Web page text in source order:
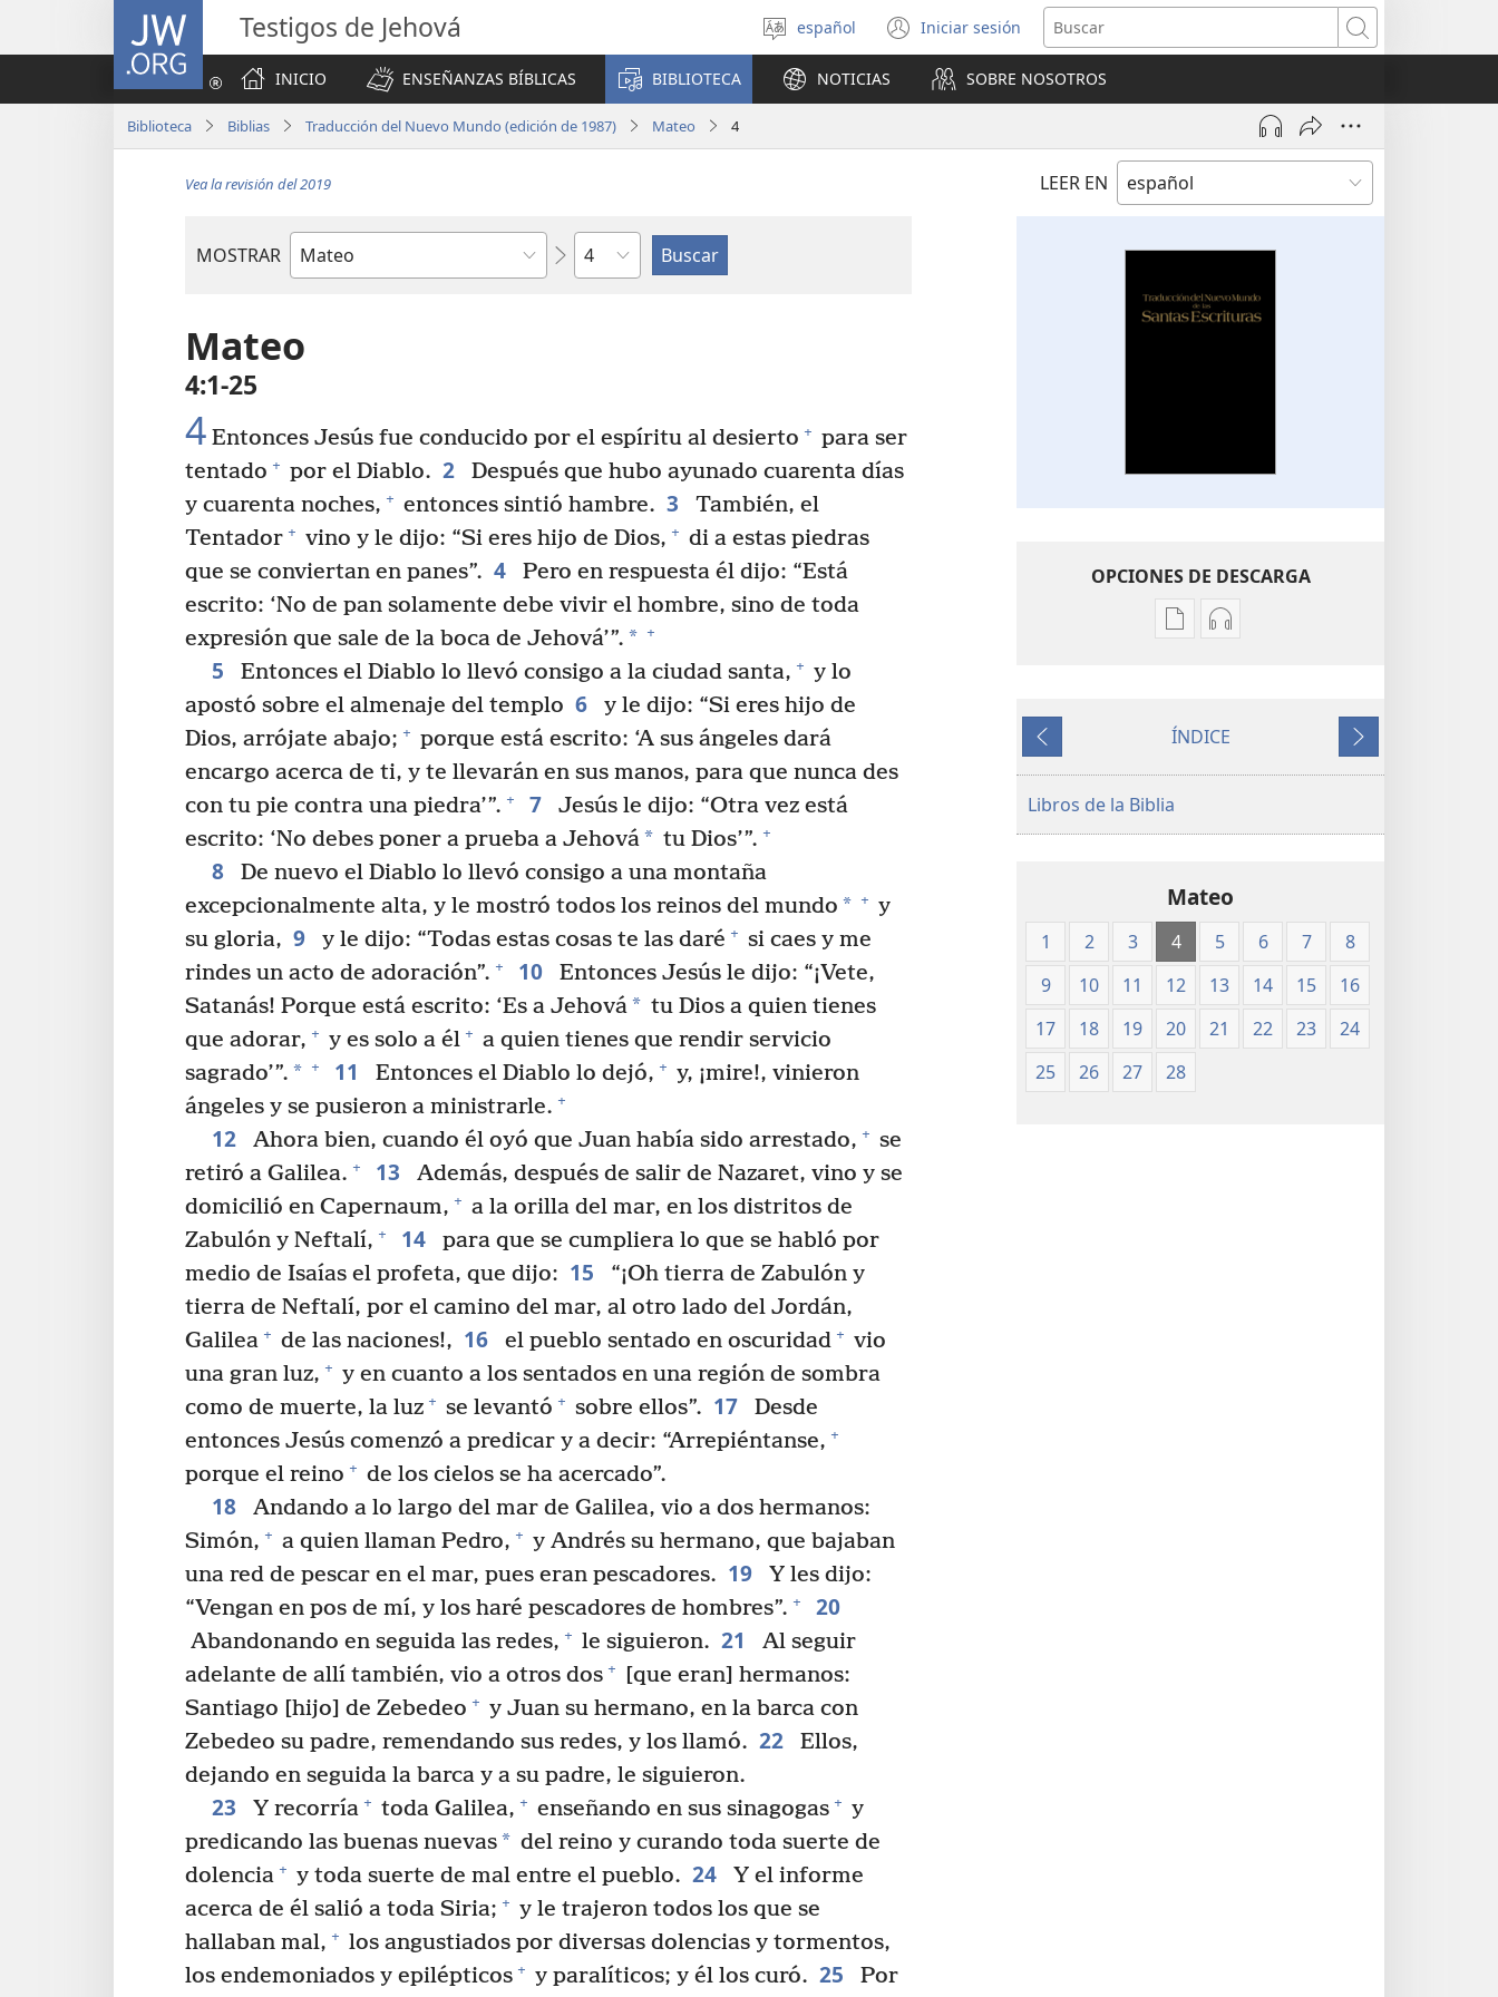
JW.ORG Testigos de Jehová
Seleccionar
idioma
español Iniciar sesión
(abre
una
nueva
ventana)
Buscar
INICIO
ENSEÑANZAS BÍBLICAS BIBLIOTECA NOTICIAS SOBRE NOSOTROS
Biblioteca Biblias Traducción del Nuevo Mundo (edición de 1987) Mateo 4
LEER EN
Vea la revisión del 2019
MOSTRAR
Libro
Biblia
Capítulo
Mateo
4:1-25
4 Entonces Jesús fue conducido por el espíritu al desierto + para ser
tentado + por el Diablo. 2
Después que hubo ayunado cuarenta días
y cuarenta noches, + entonces sintió hambre. 3
También, el
Tentador + vino y le dijo: “Si eres hijo de Dios, + di a estas piedras
que se conviertan en panes”. 4
Pero en respuesta él dijo: “Está
escrito: ‘No de pan solamente debe vivir el hombre, sino de toda
expresión que sale de la boca de Jehová’”. * +
5 Entonces el Diablo lo llevó consigo a la ciudad santa, + y lo
apostó sobre el almenaje del templo 6
y le dijo: “Si eres hijo de
Dios, arrójate abajo; + porque está escrito: ‘A sus ángeles dará
encargo acerca de ti, y te llevarán en sus manos, para que nunca des
con tu pie contra una piedra’”. + 7
Jesús le dijo: “Otra vez está
escrito: ‘No debes poner a prueba a Jehová* tu Dios’”. +
8
De nuevo el Diablo lo llevó consigo a una montaña
excepcionalmente alta, y le mostró todos los reinos del mundo * + y
su gloria, 9 y le dijo: “Todas estas cosas te las daré + si caes y me
rindes un acto de adoración”. + 10
Entonces Jesús le dijo: “¡Vete,
Satanás! Porque está escrito: ‘Es a Jehová* tu Dios a quien tienes
que adorar, + y es solo a él + a quien tienes que rendir servicio
sagrado’”. * + 11 Entonces el Diablo lo dejó, + y, ¡mire!, vinieron
ángeles y se pusieron a ministrarle. +
12 Ahora bien, cuando él oyó que Juan había sido arrestado, + se
retiró a Galilea. + 13
Además, después de salir de Nazaret, vino y se
domicilió en Capernaum, + a la orilla del mar, en los distritos de
Zabulón y Neftalí, + 14
para que se cumpliera lo que se habló por
medio de Isaías el profeta, que dijo: 15
“¡Oh tierra de Zabulón y
tierra de Neftalí, por el camino del mar, al otro lado del Jordán,
Galilea + de las naciones!, 16 el pueblo sentado en oscuridad + vio
una gran luz, + y en cuanto a los sentados en una región de sombra
como de muerte, la luz + se levantó + sobre ellos”. 17
Desde
entonces Jesús comenzó a predicar y a decir: “Arrepiéntanse, +
porque el reino + de los cielos se ha acercado”.
18
Andando a lo largo del mar de Galilea, vio a dos hermanos:
Simón, + a quien llaman Pedro, + y Andrés su hermano, que bajaban
una red de pescar en el mar, pues eran pescadores. 19
Y les dijo:
“Vengan en pos de mí, y los haré pescadores de hombres”. + 20
Abandonando en seguida las redes, + le siguieron. 21
Al seguir
adelante de allí también, vio a otros dos +
[que eran] hermanos:
Santiago [hijo] de Zebedeo + y Juan su hermano, en la barca con
Zebedeo su padre, remendando sus redes, y los llamó. 22
Ellos,
dejando en seguida la barca y a su padre, le siguieron.
23 Y recorría + toda Galilea, + enseñando en sus sinagogas + y
predicando las buenas nuevas* del reino y curando toda suerte de
dolencia + y toda suerte de mal entre el pueblo. 24
Y el informe
acerca de él salió a toda Siria; + y le trajeron todos los que se
hallaban mal, + los angustiados por diversas dolencias y tormentos,
los endemoniados y epilépticos + y paralíticos; y él los curó. 25
Por
OPCIONES DE DESCARGA
Opciones
publicaciones
las
Santas
Escrituras
(edición
de 1987)
Opciones
audio
las
Santas
Escrituras
(edición
de 1987)
Anterior
ÍNDICE
Siguiente
Libros de la Biblia
Mateo
1 2 3 4 5 6 7
8
9
10 11 12 13 14 15
16
17
18 19 20 21 22 23
24
25
26 27 28